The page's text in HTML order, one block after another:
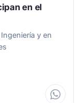
en el
y en